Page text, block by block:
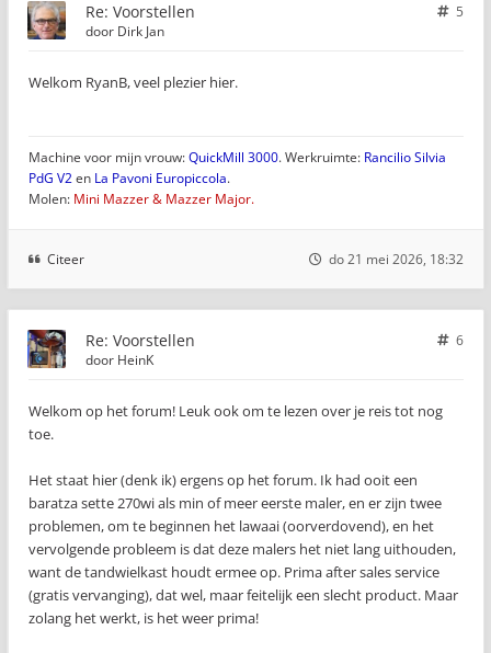
Re: Voorstellen
5
door Dirk Jan
Welkom RyanB, veel plezier hier.
Machine voor mijn vrouw:QuickMill 3000. Werkruimte: Rancilio Silvia
PdG V2en La Pavoni Europiccola.
Molen: Mini Mazzer & Mazzer Major.
Citeer do 21 mei 2026, 18:32
Re: Voorstellen
6
door HeinK
Welkom op het forum! Leuk ook om te lezen over je reis tot nog
toe.
Het staat hier (denk ik) ergens op het forum. Ik had ooit een
baratza sette 270wi als min of meer eerste maler, en er zijn twee
problemen, om te beginnen het lawaai (oorverdovend), en het
vervolgende probleem is dat deze malers het niet lang uithouden,
want de tandwielkast houdt ermee op. Prima after sales service
(gratis vervanging), dat wel, maar feitelijk een slecht product. Maar
zolang het werkt, is het weer prima!